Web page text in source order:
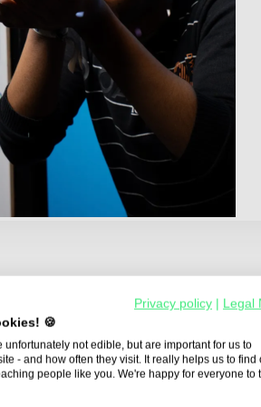
Privacy policy
Legal
🍪
unfortunately not edible, but are important for us to
- and how often they visit. It really helps us to find
people like you. We're happy for everyone to